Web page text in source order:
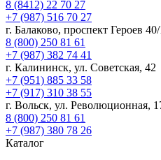
8 (8412) 22 70 27
+7 (987) 516 70 27
г. Балаково, проспект Героев 40/
8 (800) 250 81 61
+7 (987) 382 74 41
г. Калининск, ул. Советская, 42
+7 (951) 885 33 58
+7 (917) 310 38 55
г. Вольск, ул. Революционная,
8 (800) 250 81 61
+7 (987) 380 78 26
Каталог